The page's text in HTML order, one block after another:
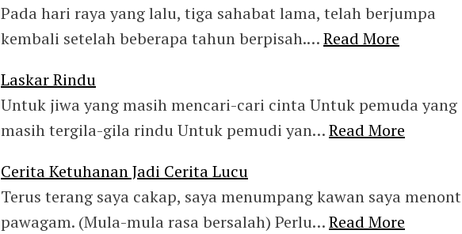
Pada hari raya yang lalu, tiga sahabat lama, telah berjumpa
kembali setelah beberapa tahun berpisah.…Read More
Laskar Rindu
Untuk jiwa yang masih mencari-cari cinta Untuk pemuda yang
masih tergila-gila rindu Untuk pemudi yan…Read More
Cerita Ketuhanan Jadi Cerita Lucu
Terus terang saya cakap, saya menumpang kawan saya
pawagam. (Mula-mula rasa bersalah) Perlu…Read More